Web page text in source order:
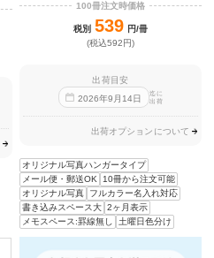
100冊注文時価格
税別 539 円/冊
(税込592円)
出荷目安
2026年9 月14日
迄に
出荷
出荷オプションについて
オリジナル写真ハンガータイプ
メール便・郵送OK 10冊から注文可能
オリジナル写真
フルカラー名入れ対応
書き込みスペース大 2ヶ月表示
メモスペース:罫線無し
土曜日色分け